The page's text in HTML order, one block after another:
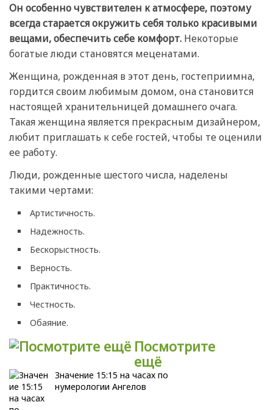
Он особенно чувствителен к атмосфере, поэтому
всегда старается окружить себя только красивыми
вещами, обеспечить себе комфорт. Некоторые
богатые люди становятся меценатами.
Женщина, рожденная в этот день, гостеприимна,
гордится своим любимым домом, она становится
настоящей хранительницей домашнего очага.
Такая женщина является прекрасным дизайнером,
любит приглашать к себе гостей, чтобы те оценили
ее работу.
Люди, рожденные шестого числа, наделены
такими чертами:
Артистичность.
Надежность.
Бескорыстность.
Верность.
Практичность.
Честность.
Обаяние.
Посмотрите
ещё
Значение 15:15 на часах по
нумерологии Ангелов